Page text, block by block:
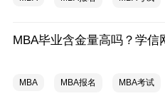
MBA毕业含金量高吗？学信
MBA MBA报名 MBA考试